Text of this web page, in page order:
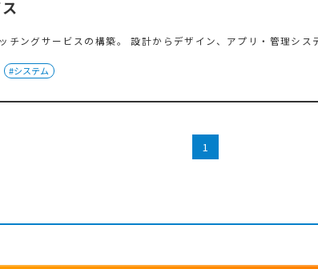
ングサービスの構築。 設計からデザイン、アプリ・管理シス
#システム
1